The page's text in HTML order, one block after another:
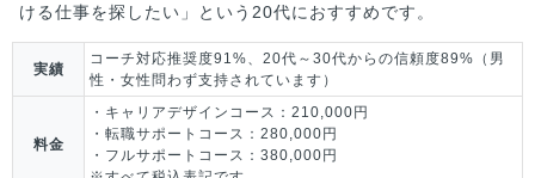
ける仕事を探したい」という20代におすすめです。
実績
コーチ対応推奨度91%、20代～30代からの信頼度89%（男
性・女性問わず支持されています）
料金
・キャリアデザインコース：210,000円
・転職サポートコース：280,000円
・フルサポートコース：380,000円